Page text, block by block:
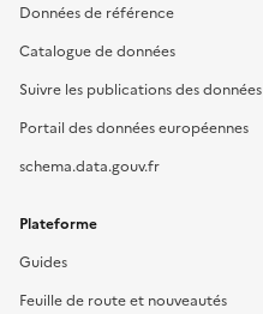
Données de référence
Catalogue de données
Suivre les publications des données
Portail des données européennes
schema.data.gouv.fr
Plateforme
Guides
Feuille de route et nouveautés